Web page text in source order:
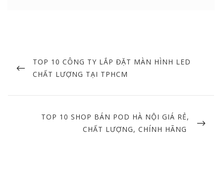
navigation
PREVIOUS
POST
TOP 10 CÔNG TY LẮP ĐẶT MÀN HÌNH LED
CHẤT LƯỢNG TẠI TPHCM
NEXT
TOP 10 SHOP BÁN POD HÀ NỘI GIÁ RẺ,
CHẤT LƯỢNG, CHÍNH HÃNG